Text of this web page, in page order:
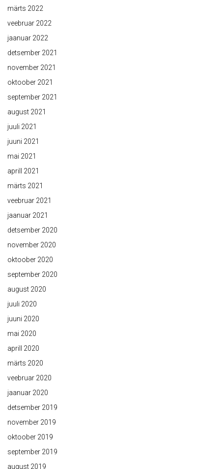
märts 2022
veebruar 2022
jaanuar 2022
detsember 2021
november 2021
oktoober 2021
september 2021
august 2021
juuli 2021
juuni 2021
mai 2021
aprill 2021
märts 2021
veebruar 2021
jaanuar 2021
detsember 2020
november 2020
oktoober 2020
september 2020
august 2020
juuli 2020
juuni 2020
mai 2020
aprill 2020
märts 2020
veebruar 2020
jaanuar 2020
detsember 2019
november 2019
oktoober 2019
september 2019
august 2019